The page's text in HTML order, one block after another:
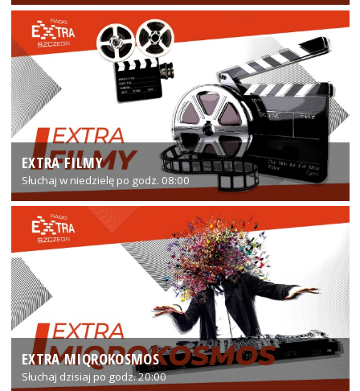
EXTRA FILMY
Słuchaj w niedzielę po godz. 08:00
EXTRA MIQROKOSMOS
Słuchaj dzisiaj po godz. 20:00